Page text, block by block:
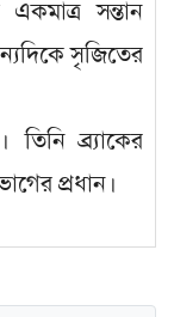
সন্তান
সৃজিতের
ব্র্যাকের
প্রধান।